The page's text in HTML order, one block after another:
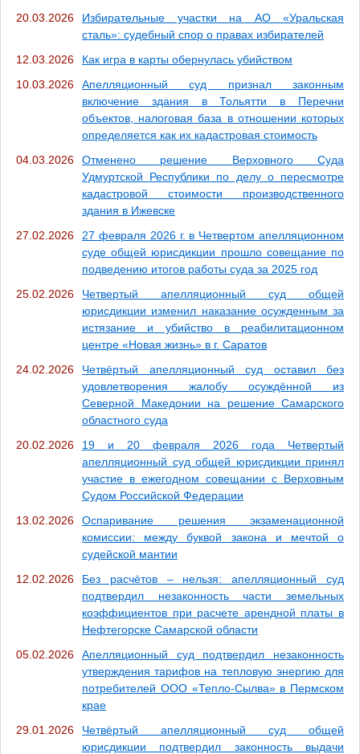
20.03.2026
Избирательные участки на АО «Уральская
сталь»: судебный спор о правах избирателей
12.03.2026
Как игра в карты обернулась убийством
10.03.2026
Апелляционный суд признал законным
включение здания в Тольятти в Перечни
объектов, налоговая база в отношении которых
определяется как их кадастровая стоимость
04.03.2026
Отменено решение Верховного Суда
Удмуртской Республики по делу о пересмотре
кадастровой стоимости производственного
здания в Ижевске
27.02.2026
27 февраля 2026 г. в Четвертом апелляционном
суде общей юрисдикции прошло совещание по
подведению итогов работы суда за 2025 год
25.02.2026
Четвертый апелляционный суд общей
юрисдикции изменил наказание осужденным за
истязание и убийство в реабилитационном
центре «Новая жизнь» в г. Саратов
24.02.2026
Четвёртый апелляционный суд оставил без
удовлетворения жалобу осуждённой из
Северной Македонии на решение Самарского
областного суда
20.02.2026
19 и 20 февраля 2026 года Четвертый
апелляционный суд общей юрисдикции принял
участие в ежегодном совещании с Верховным
Судом Российской Федерации
13.02.2026
Оспаривание решения экзаменационной
комиссии: между буквой закона и мечтой о
судейской мантии
12.02.2026
Без расчётов – нельзя: апелляционный суд
подтвердил незаконность части земельных
коэффициентов при расчете арендной платы в
Нефтегорске Самарской области
05.02.2026
Апелляционный суд подтвердил незаконность
утверждения тарифов на тепловую энергию для
потребителей ООО «Тепло-Сылва» в Пермском
крае
29.01.2026
Четвёртый апелляционный суд общей
юрисдикции подтвердил законность выдачи